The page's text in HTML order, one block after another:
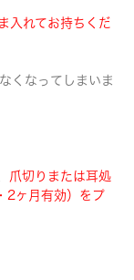
入れてお持ちくだ
くなってしまいま
爪切りまたは耳処
2ヶ月有効）をプ